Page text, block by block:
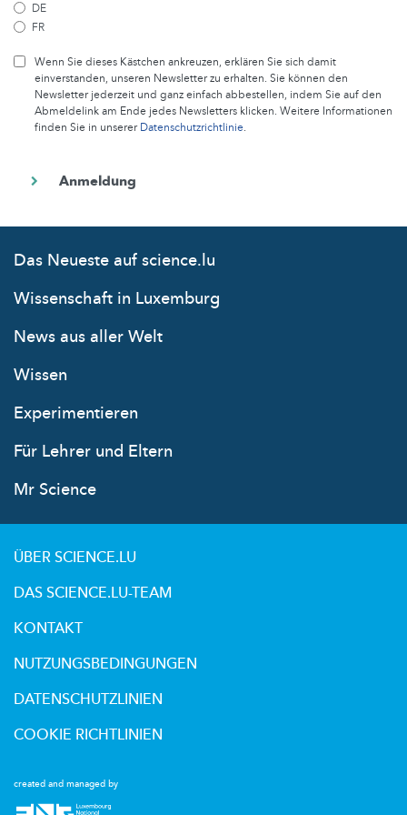
DE
FR
Wenn Sie dieses Kästchen ankreuzen, erklären Sie sich damit
einverstanden, unseren Newsletter zu erhalten. Sie können den
Newsletter jederzeit und ganz einfach abbestellen, indem Sie auf den
Abmeldelink am Ende jedes Newsletters klicken. Weitere Informationen
finden Sie in unsererDatenschutzrichtlinie.
Das Neueste auf science.lu
Wissenschaft in Luxemburg
News aus aller Welt
Wissen
Experimentieren
Für Lehrer und Eltern
Mr Science
created and managed by
ÜBER SCIENCE.LU
DAS SCIENCE.LU-TEAM
KONTAKT
NUTZUNGSBEDINGUNGEN
DATENSCHUTZLINIEN
COOKIE RICHTLINIEN